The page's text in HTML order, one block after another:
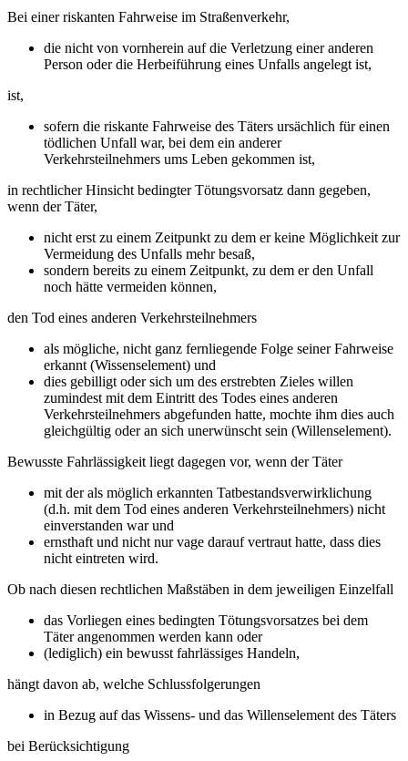
Bei einer riskanten Fahrweise im Straßenverkehr,
die nicht von vornherein auf die Verletzung einer anderen
Person oder die Herbeiführung eines Unfalls angelegt ist,
ist,
sofern die riskante Fahrweise des Täters ursächlich für einen
tödlichen Unfall war, bei dem ein anderer
Verkehrsteilnehmers ums Leben gekommen ist,
in rechtlicher Hinsicht bedingter Tötungsvorsatz dann gegeben,
wenn der Täter,
nicht erst zu einem Zeitpunkt zu dem er keine Möglichkeit zur
Vermeidung des Unfalls mehr besaß,
sondern bereits zu einem Zeitpunkt, zu dem er den Unfall
noch hätte vermeiden können,
den Tod eines anderen Verkehrsteilnehmers
als mögliche, nicht ganz fernliegende Folge seiner Fahrweise
erkannt (Wissenselement) und
dies gebilligt oder sich um des erstrebten Zieles willen
zumindest mit dem Eintritt des Todes eines anderen
Verkehrsteilnehmers abgefunden hatte, mochte ihm dies auch
gleichgültig oder an sich unerwünscht sein (Willenselement).
Bewusste Fahrlässigkeit liegt dagegen vor, wenn der Täter
mit der als möglich erkannten Tatbestandsverwirklichung
(d.h. mit dem Tod eines anderen Verkehrsteilnehmers) nicht
einverstanden war und
ernsthaft und nicht nur vage darauf vertraut hatte, dass dies
nicht eintreten wird.
Ob nach diesen rechtlichen Maßstäben in dem jeweiligen Einzelfall
das Vorliegen eines bedingten Tötungsvorsatzes bei dem
Täter angenommen werden kann oder
(lediglich) ein bewusst fahrlässiges Handeln,
hängt davon ab, welche Schlussfolgerungen
in Bezug auf das Wissens- und das Willenselement des Täters
bei Berücksichtigung